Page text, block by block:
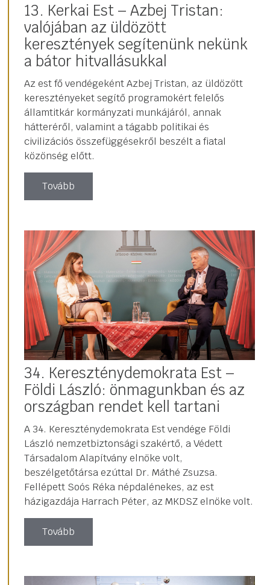
13. Kerkai Est – Azbej Tristan:
valójában az üldözött
keresztények segítenünk nekünk
a bátor hitvallásukkal
Az est fő vendégeként Azbej Tristan, az üldözött
keresztényeket segítő programokért felelős
államtitkár kormányzati munkájáról, annak
hátteréről, valamint a tágabb politikai és
civilizációs összefüggésekről beszélt a fiatal
közönség előtt.
Tovább
34. Kereszténydemokrata Est –
Földi László: önmagunkban és az
országban rendet kell tartani
A 34. Kereszténydemokrata Est vendége Földi
László nemzetbiztonsági szakértő, a Védett
Társadalom Alapítvány elnöke volt,
beszélgetőtársa ezúttal Dr. Máthé Zsuzsa.
Fellépett Soós Réka népdalénekes, az est
házigazdája Harrach Péter, az MKDSZ elnöke volt.
Tovább